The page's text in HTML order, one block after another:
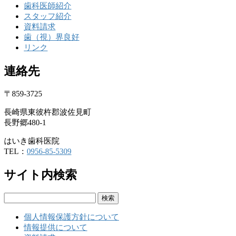
歯科医師紹介
スタッフ紹介
資料請求
歯（視）界良好
リンク
連絡先
〒859-3725
長崎県東彼杵郡波佐見町
長野郷480-1
はいき歯科医院
TEL： 0956-85-5309
サイト内検索
個人情報保護方針について
情報提供について